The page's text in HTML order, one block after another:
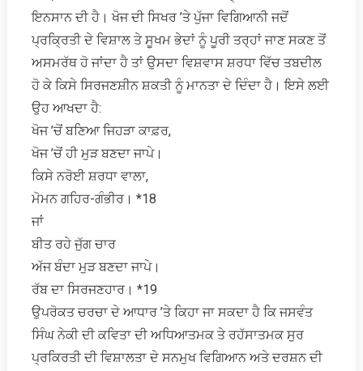
ਇਨਸਾਨ ਦੀ ਹੈ। ਖੋਜ ਦੀ ਸਿਖਰ ’ਤੇ ਪੁੱਜਾ ਵਿਗਿਆਨੀ ਜਦੋਂ
ਪ੍ਰਕ੍ਰਿਤੀ ਦੇ ਵਿਸ਼ਾਲ ਤੇ ਸੂਖਮ ਭੇਦਾਂ ਨੂੰ ਪੂਰੀ ਤਰ੍ਹਾਂ ਜਾਣ ਸਕਣ ਤੋਂ
ਅਸਮਰੱਥ ਹੋ ਜਾਂਦਾ ਹੈ ਤਾਂ ਉਸਦਾ ਵਿਸ਼ਵਾਸ ਸ਼ਰਧਾ ਵਿੱਚ ਤਬਦੀਲ
ਹੋ ਕੇ ਕਿਸੇ ਸਿਰਜਣਸ਼ੀਨ ਸ਼ਕਤੀ ਨੂੰ ਮਾਨਤਾ ਦੇ ਦਿੰਦਾ ਹੈ। ਇਸੇ ਲਈ
ਉਹ ਆਖਦਾ ਹੈ:
ਖੋਜ ’ਚੋਂ ਬਣਿਆ ਜਿਹੜਾ ਕਾਫ਼ਰ,
ਖੋਜ ’ਚੋਂ ਹੀ ਮੁੜ ਬਣਦਾ ਜਾਪੇ।
ਕਿਸੇ ਨਰੋਈ ਸ਼ਰਧਾ ਵਾਲਾ,
ਮੋਮਨ ਗਹਿਰ-ਗੰਭੀਰ। *18
ਜਾਂ
ਬੀਤ ਰਹੇ ਜੁੱਗ ਚਾਰ
ਅੱਜ ਬੰਦਾ ਮੁੜ ਬਣਦਾ ਜਾਪੇ।
ਰੱਬ ਦਾ ਸਿਰਜਣਹਾਰ। *19
ਉਪਰੋਕਤ ਚਰਚਾ ਦੇ ਆਧਾਰ ’ਤੇ ਕਿਹਾ ਜਾ ਸਕਦਾ ਹੈ ਕਿ ਜਸਵੰਤ
ਸਿੰਘ ਨੇਕੀ ਦੀ ਕਵਿਤਾ ਦੀ ਅਧਿਆਤਮਕ ਤੇ ਰਹੱਸਾਤਮਕ ਸੁਰ
ਪ੍ਰਕਿਰਤੀ ਦੀ ਵਿਸ਼ਾਲਤਾ ਦੇ ਸਨਮੁਖ ਵਿਗਿਆਨ ਅਤੇ ਦਰਸ਼ਨ ਦੀ